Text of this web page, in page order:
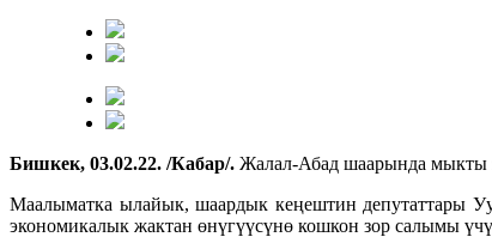
Бишкек, 03.02.22. /Кабар/. Жалал-Абад шаарында мыкты
Маалыматка ылайык, шаардык кеңештин
экономикалык жактан өнүгүүсүнө кошкон зор салымы